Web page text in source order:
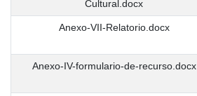
Cultural.docx
Anexo-VII-Relatorio.docx
Anexo-IV-formulario-de-recurso.docx